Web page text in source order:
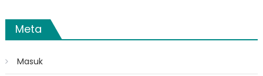
Meta
Masuk